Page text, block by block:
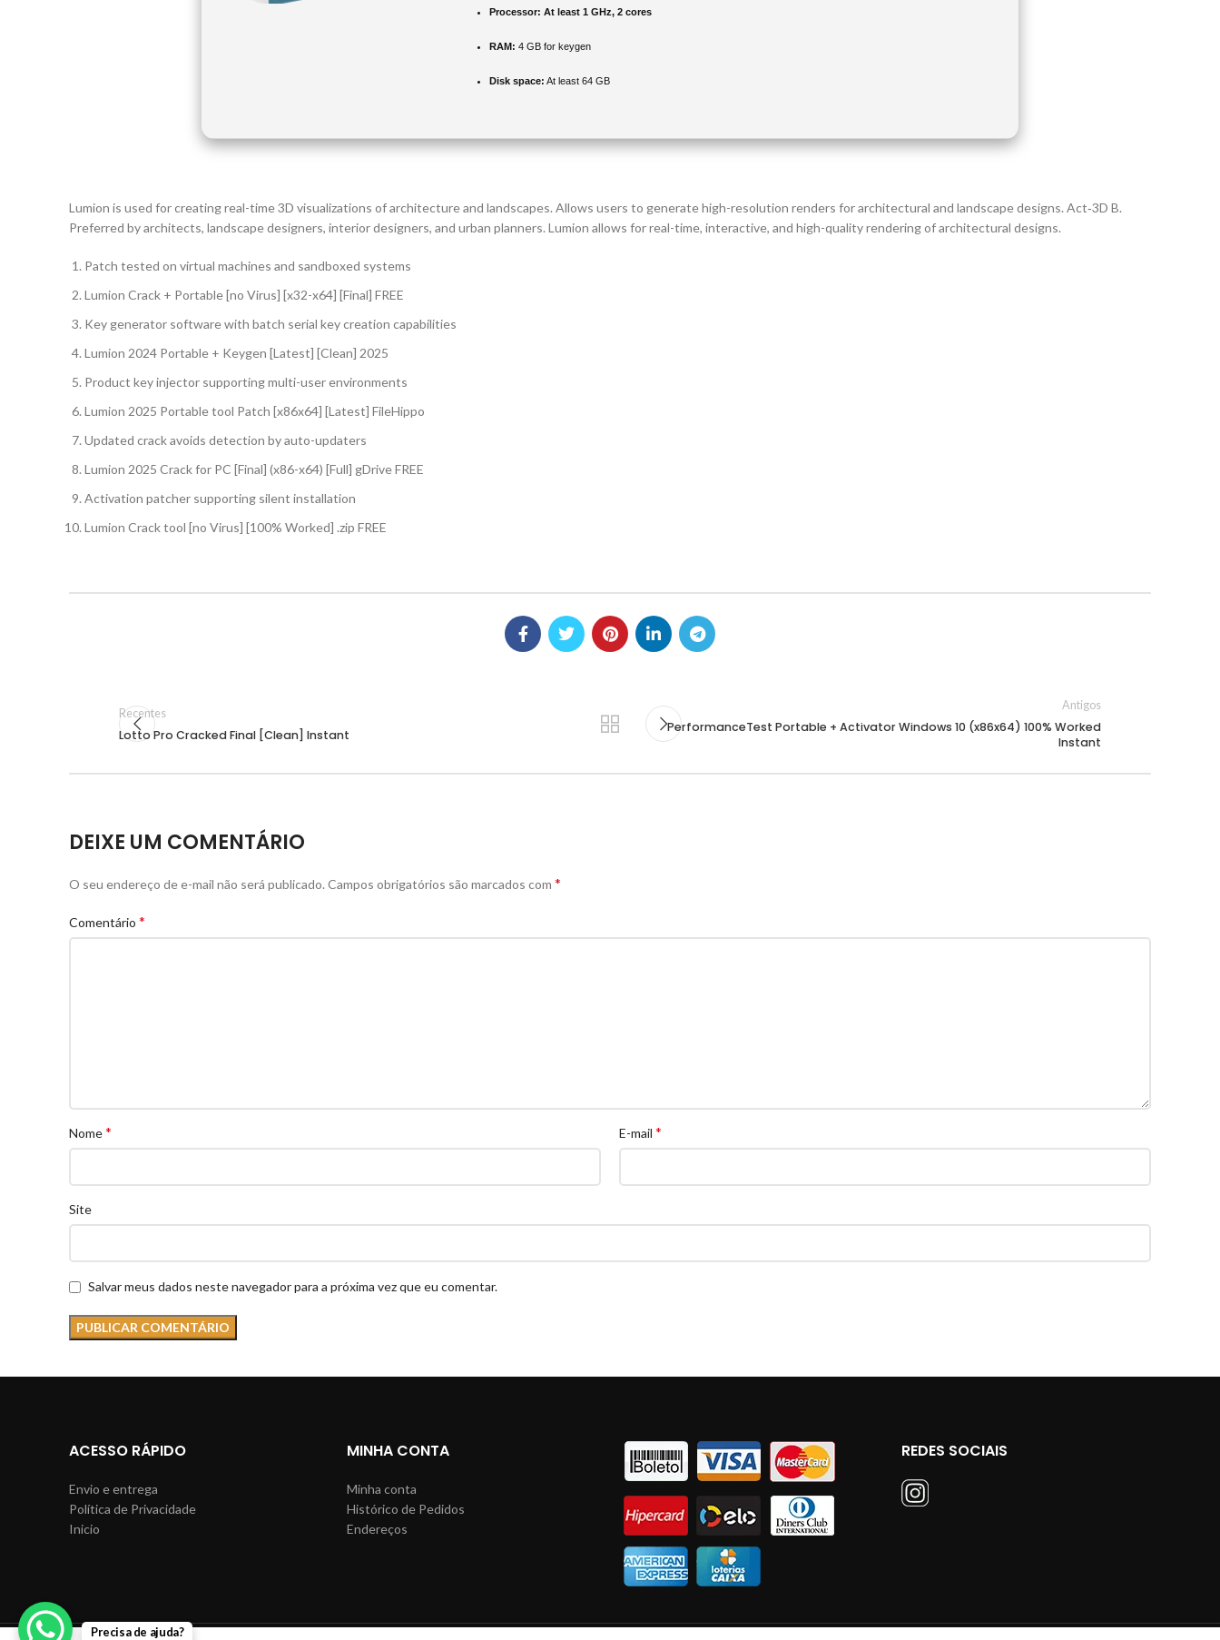
Processor: At least 1 GHz, 2 cores
RAM: 4 GB for keygen
Disk space: At least 64 GB
Lumion is used for creating real-time 3D visualizations of architecture and landscapes. Allows users to generate high-resolution renders for architectural and landscape designs. Act‑3D B.
Preferred by architects, landscape designers, interior designers, and urban planners. Lumion allows for real-time, interactive, and high-quality rendering of architectural designs.
Patch tested on virtual machines and sandboxed systems
Lumion Crack + Portable [no Virus] [x32-x64] [Final] FREE
Key generator software with batch serial key creation capabilities
Lumion 2024 Portable + Keygen [Latest] [Clean] 2025
Product key injector supporting multi-user environments
Lumion 2025 Portable tool Patch [x86x64] [Latest] FileHippo
Updated crack avoids detection by auto-updaters
Lumion 2025 Crack for PC [Final] (x86-x64) [Full] gDrive FREE
Activation patcher supporting silent installation
Lumion Crack tool [no Virus] [100% Worked] .zip FREE
Recentes
Lotto Pro Cracked Final [Clean] Instant
Antigos
PerformanceTest Portable + Activator Windows 10 (x86x64) 100% Worked
Instant
DEIXE UM COMENTÁRIO
O seu endereço de e-mail não será publicado. Campos obrigatórios são marcados com *
Comentário *
Nome* E-mail *
Site
Salvar meus dados neste navegador para a próxima vez que eu comentar.
ACESSO RÁPIDO
Envio e entrega
Política de Privacidade
Inicio
MINHA CONTA
Minha conta
Histórico de Pedidos
Endereços
REDES SOCIAIS
Precisa de ajuda?